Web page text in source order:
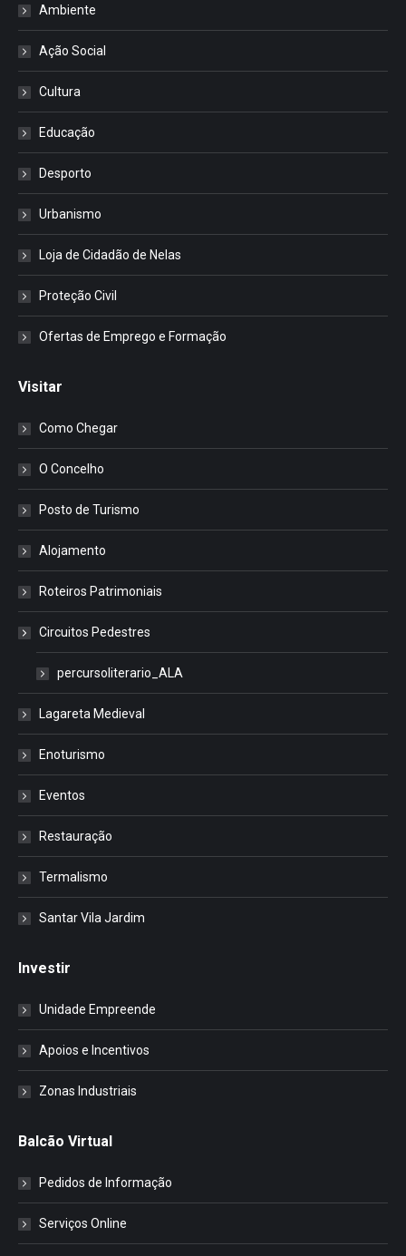
Ambiente
Ação Social
Cultura
Educação
Desporto
Urbanismo
Loja de Cidadão de Nelas
Proteção Civil
Ofertas de Emprego e Formação
Visitar
Como Chegar
O Concelho
Posto de Turismo
Alojamento
Roteiros Patrimoniais
Circuitos Pedestres
percursoliterario_ALA
Lagareta Medieval
Enoturismo
Eventos
Restauração
Termalismo
Santar Vila Jardim
Investir
Unidade Empreende
Apoios e Incentivos
Zonas Industriais
Balcão Virtual
Pedidos de Informação
Serviços Online